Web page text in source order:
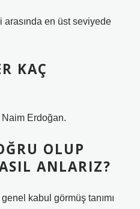
en üst seviyede
KAÇ
Erdoğan.
OLUP
ANLARIZ?
kabul görmüş tanımı